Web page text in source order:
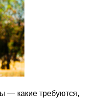
— какие требуются,